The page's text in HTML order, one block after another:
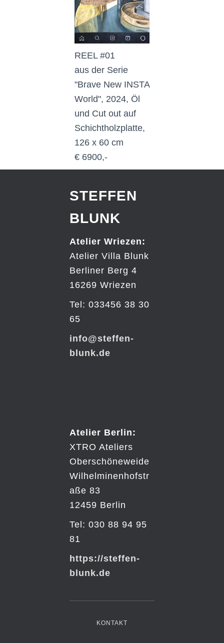
REEL #01
aus der Serie
"Brave New INSTA
World", 2024, Öl
und Cut out auf
Schichtholzplatte,
126 x 60 cm
€ 6900,-
STEFFEN
BLUNK
Atelier Wriezen:
Atelier Villa Blunk
Berliner Berg 4
16269 Wriezen
Tel: 033456 38 30
65
info@steffen-
blunk.de
Atelier Berlin:
XTRO Ateliers
Oberschöneweide
Wilhelminenhofstr
aße 83
12459 Berlin
Tel: 030 88 94 95
81
https://steffen-
blunk.de
KONTAKT